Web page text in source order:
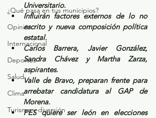
¿Qué pasa en tus municipios?
Opinión
Internacional
Deportes
Salud
Clima
Turismo y diversión
Universitario.
Influirán factores externos de lo no
escrito y nueva composición política
estatal.
Carlos Barrera, Javier González,
Sandra Chávez y Martha Zarza,
aspirantes.
Valle de Bravo, preparan frente para
arrebatar candidatura al GAP de
Morena.
PES quiere ser león en elecciones